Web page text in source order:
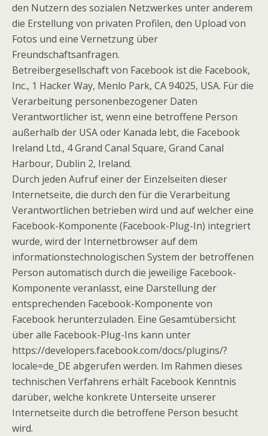
den Nutzern des sozialen Netzwerkes unter anderem
die Erstellung von privaten Profilen, den Upload von
Fotos und eine Vernetzung über
Freundschaftsanfragen.
Betreibergesellschaft von Facebook ist die Facebook,
Inc., 1 Hacker Way, Menlo Park, CA 94025, USA. Für die
Verarbeitung personenbezogener Daten
Verantwortlicher ist, wenn eine betroffene Person
außerhalb der USA oder Kanada lebt, die Facebook
Ireland Ltd., 4 Grand Canal Square, Grand Canal
Harbour, Dublin 2, Ireland.
Durch jeden Aufruf einer der Einzelseiten dieser
Internetseite, die durch den für die Verarbeitung
Verantwortlichen betrieben wird und auf welcher eine
Facebook-Komponente (Facebook-Plug-In) integriert
wurde, wird der Internetbrowser auf dem
informationstechnologischen System der betroffenen
Person automatisch durch die jeweilige Facebook-
Komponente veranlasst, eine Darstellung der
entsprechenden Facebook-Komponente von
Facebook herunterzuladen. Eine Gesamtübersicht
über alle Facebook-Plug-Ins kann unter
https://developers.facebook.com/docs/plugins/?
locale=de_DE abgerufen werden. Im Rahmen dieses
technischen Verfahrens erhält Facebook Kenntnis
darüber, welche konkrete Unterseite unserer
Internetseite durch die betroffene Person besucht
wird.